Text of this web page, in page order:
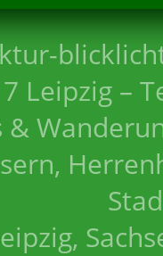
Leipzig –